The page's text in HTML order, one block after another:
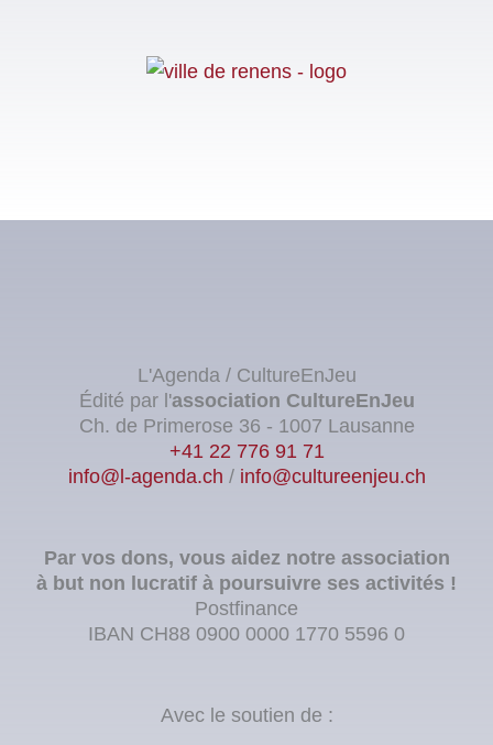
L'Agenda / CultureEnJeu
Édité par l'association CultureEnJeu
Ch. de Primerose 36 - 1007 Lausanne
+41 22 776 91 71
info@l-agenda.ch / info@cultureenjeu.ch
Par vos dons, vous aidez notre association
à but non lucratif à poursuivre ses activités !
Postfinance
IBAN CH88 0900 0000 1770 5596 0
Avec le soutien de :